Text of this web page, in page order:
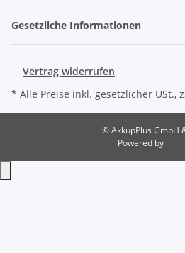
Gesetzliche Informationen
Vertrag widerrufen
* Alle Preise inkl. gesetzlicher USt.,
© AkkupPlus GmbH
Powered by